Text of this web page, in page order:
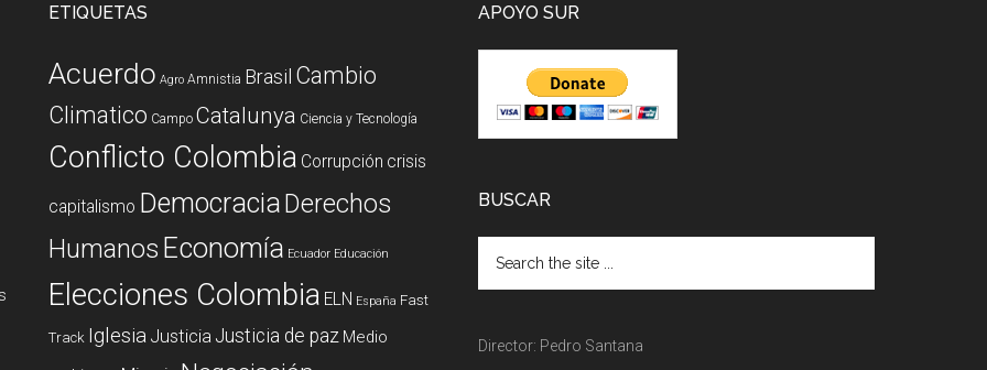
ETIQUETAS
Acuerdo Agro Amnistia Brasil Cambio
Climatico Campo Catalunya Ciencia y Tecnología
Conflicto Colombia Corrupción crisis
capitalismo DemocraciaDerechos
Humanos Economía Ecuador Educación
Elecciones Colombia ELN España Fast
Track Iglesia Justicia Justicia de paz Medio
APOYO SUR
BUSCAR
Director: Pedro Santana